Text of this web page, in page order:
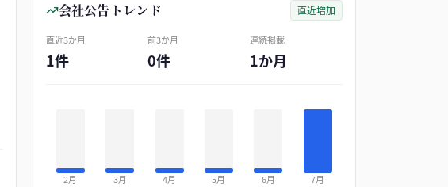
会社公告トレンド 直近増加
直近3か月
1件
前3か月
0件
連続掲載
1か月
2月 3月 4月 5月 6月 7月